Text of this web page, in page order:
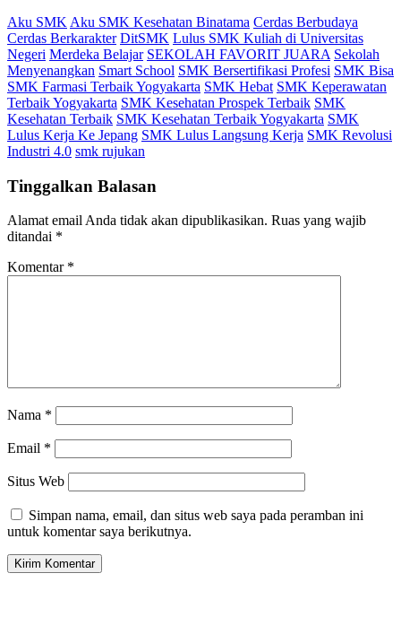
Aku SMK Aku SMK Kesehatan Binatama Cerdas Berbudaya
Cerdas Berkarakter DitSMK Lulus SMK Kuliah di Universitas
Negeri Merdeka Belajar SEKOLAH FAVORIT JUARA Sekolah
Menyenangkan Smart School SMK Bersertifikasi Profesi SMK Bisa
SMK Farmasi Terbaik Yogyakarta SMK Hebat SMK Keperawatan
Terbaik Yogyakarta SMK Kesehatan Prospek Terbaik SMK
Kesehatan Terbaik SMK Kesehatan Terbaik Yogyakarta SMK
Lulus Kerja Ke Jepang SMK Lulus Langsung Kerja SMK Revolusi
Industri 4.0 smk rujukan
Tinggalkan Balasan
Alamat email Anda tidak akan dipublikasikan. Ruas yang wajib
ditandai *
Komentar *
Nama *
Email *
Situs Web
Simpan nama, email, dan situs web saya pada peramban ini
untuk komentar saya berikutnya.